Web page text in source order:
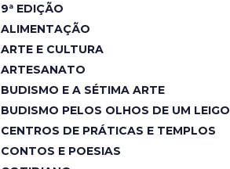
9ª EDIÇÃO
ALIMENTAÇÃO
ARTE E CULTURA
ARTESANATO
BUDISMO E A SÉTIMA ARTE
BUDISMO PELOS OLHOS DE UM LEIGO
CENTROS DE PRÁTICAS E TEMPLOS
CONTOS E POESIAS